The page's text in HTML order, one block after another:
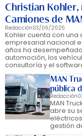
Christian
Camiones de
Redacción03/06/2025
Kohler cuenta con
empresarial nacional
años ha
automoción, los
consultoría y el
MAN
pública
Redacción
MAN
abre su
gestión